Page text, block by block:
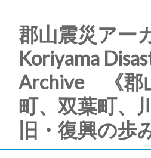
郡山震災アー
Koriyama
Archive 《郡
町、双葉町、
旧・復興の歩